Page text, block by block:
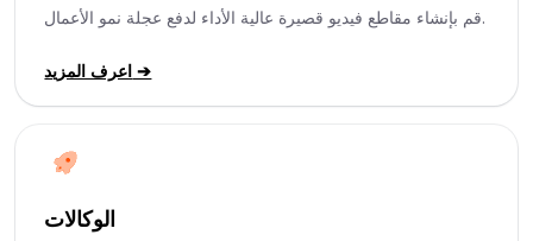
قم بإنشاء مقاطع فيديو قصيرة عالية الأداء لدفع عجلة نمو الأعمال.
اعرف المزيد ➔
الوكالات